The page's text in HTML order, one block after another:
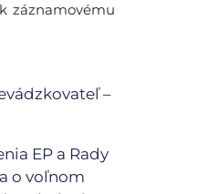
záznamovému
–
EP a Rady
o voľnom